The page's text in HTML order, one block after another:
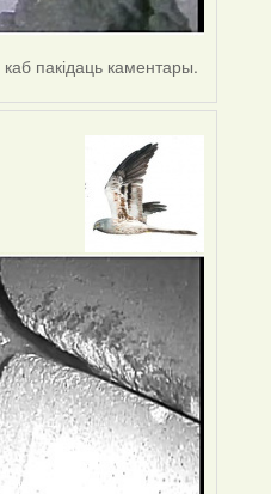
каб пакідаць каментары.